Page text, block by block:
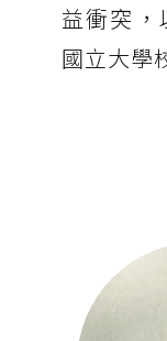
益衝突，
國立大學